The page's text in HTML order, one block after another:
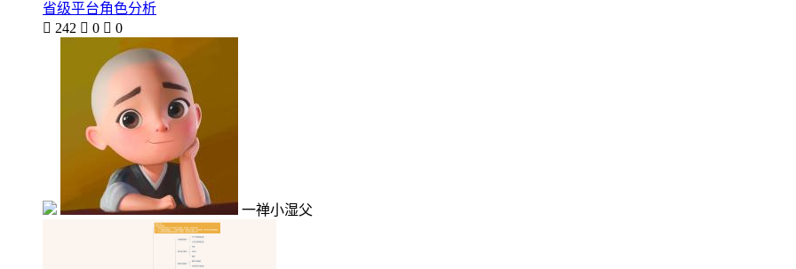
省级平台角色分析
 242  0  0
一禅小湿父